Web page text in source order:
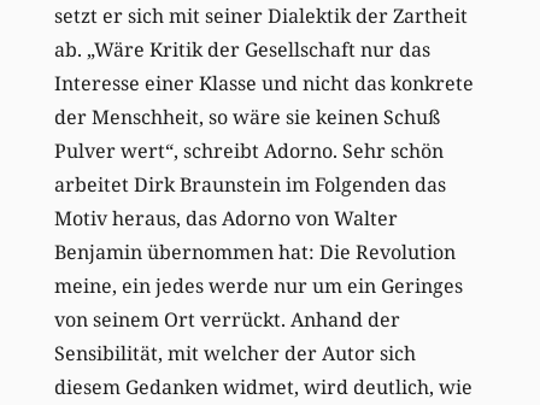
setzt er sich mit seiner Dialektik der Zartheit
ab. „Wäre Kritik der Gesellschaft nur das
Interesse einer Klasse und nicht das konkrete
der Menschheit, so wäre sie keinen Schuß
Pulver wert“, schreibt Adorno. Sehr schön
arbeitet Dirk Braunstein im Folgenden das
Motiv heraus, das Adorno von Walter
Benjamin übernommen hat: Die Revolution
meine, ein jedes werde nur um ein Geringes
von seinem Ort verrückt. Anhand der
Sensibilität, mit welcher der Autor sich
diesem Gedanken widmet, wird deutlich, wie